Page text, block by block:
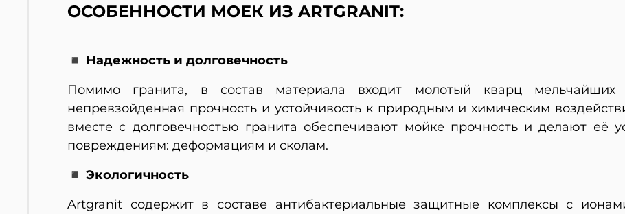
ОСОБЕННОСТИ МОЕК ИЗ ARTGRANIT:
◾ Надежность и долговечность
Помимо гранита, в состав материала входит молотый кварц мельчайших
непревзойденная прочность и устойчивость к природным и химическим
вместе с долговечностью гранита обеспечивают мойке прочность и делают её
повреждениям: деформациям и сколам.
◾ Экологичность
Artgranit содержит в составе антибактериальные защитные комплексы с